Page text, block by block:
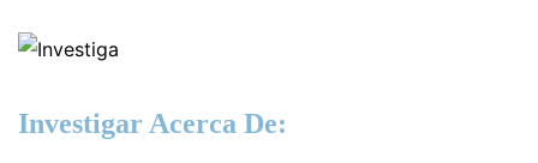
Investigar Acerca De: